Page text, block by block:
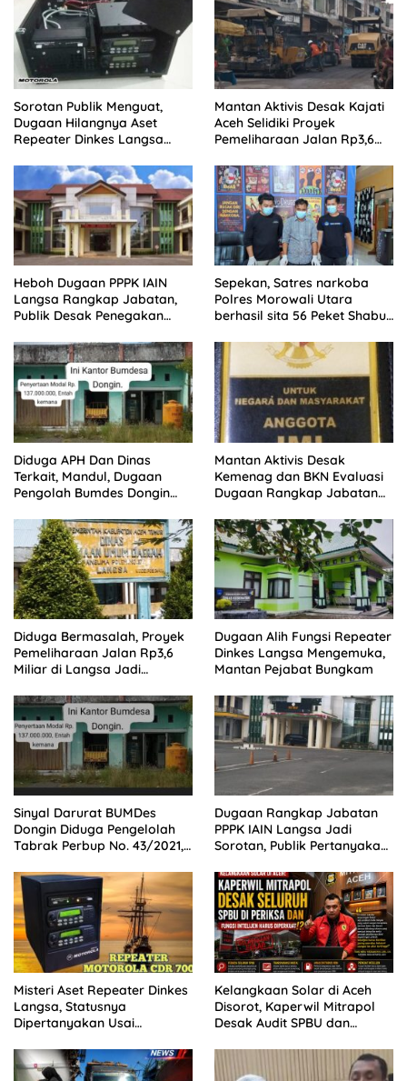
Sorotan Publik Menguat,
Dugaan Hilangnya Aset
Repeater Dinkes Langsa
Mantan Aktivis Desak Kajati
Aceh Selidiki Proyek
Pemeliharaan Jalan Rp3,6
Heboh Dugaan PPPK IAIN
Langsa Rangkap Jabatan,
Publik Desak Penegakan
Sepekan, Satres narkoba
Polres Morowali Utara
berhasil sita 56 Peket Shabu
pelaku
Diduga APH Dan Dinas
Terkait, Mandul, Dugaan
Pengolah Bumdes Dongin
Program Pemerintah.
Mantan Aktivis Desak
Kemenag dan BKN Evaluasi
Dugaan Rangkap Jabatan
Diduga Bermasalah, Proyek
Pemeliharaan Jalan Rp3,6
Miliar di Langsa Jadi
Dugaan Alih Fungsi Repeater
Dinkes Langsa Mengemuka,
Mantan Pejabat Bungkam
Sinyal Darurat BUMDes
Dongin Diduga Pengelolah
Tabrak Perbup No. 43/2021,
Kontrol Sosial Desak APH
Usut Tuntas.
Dugaan Rangkap Jabatan
PPPK IAIN Langsa Jadi
Sorotan, Publik Pertanyakan
Misteri Aset Repeater Dinkes
Langsa, Statusnya
Dipertanyakan Usai
Kelangkaan Solar di Aceh
Disorot, Kaperwil Mitrapol
Desak Audit SPBU dan